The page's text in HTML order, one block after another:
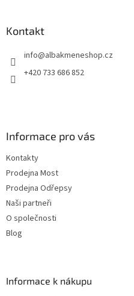
Kontakt
info@albakmeneshop.cz
+420 733 686 852
Informace pro vás
Kontakty
Prodejna Most
Prodejna Odřepsy
Naši partneři
O společnosti
Blog
Informace k nákupu